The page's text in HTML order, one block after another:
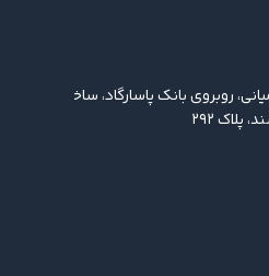
روبروی بانک پاسارگاد، ساختمان
۲۹۲